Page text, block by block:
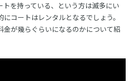
を持っている、という方は滅多にい
コートはレンタルとなるでしょう。
金が幾らぐらいになるのかについて紹